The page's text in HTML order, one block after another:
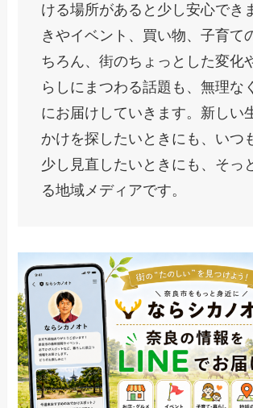
ける場所があると少し安心でき
きやイベント、買い物、子育て
ちろん、街のちょっとした変化
らしにまつわる話題も、無理な
にお届けしていきます。新しい
かけを探したいときにも、いつ
少し見直したいときにも、そっ
る地域メディアです。